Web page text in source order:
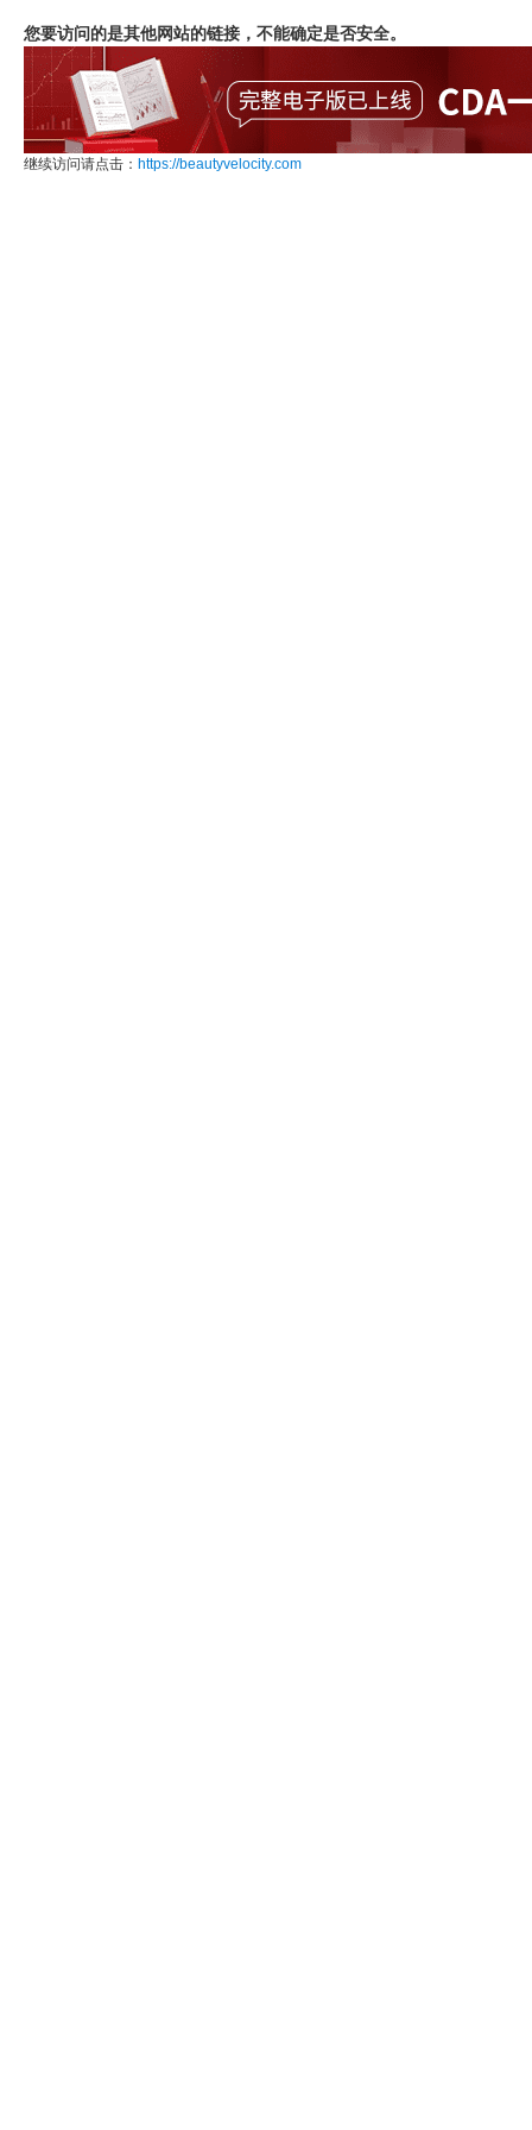
您要访问的是其他网站的链接，不能确定是否安全。
继续访问请点击： https://beautyvelocity.com